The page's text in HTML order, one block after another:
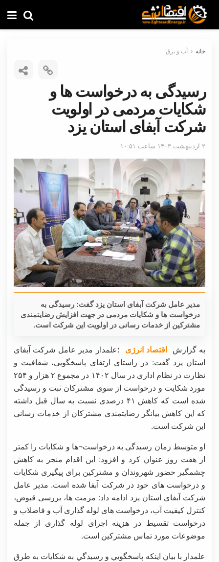
خانه آب و برق
رسیدگی به درخواست ها و
شکایات مردمی در اولویت
شرکت آبفای استان یزد
۲ اردیبهشت ۱۴۰۳ ساعت ۱۰:۵۱
مدیر عامل شرکت آبفای استان یزد گفت: رسیدگی به
درخواست ها و شکایات مردمی در جهت افزایش رضایتمندی
مشترکین از خدمات رسانی در اولویت این شرکت است.
به گزارش اقتصاد انرژی ؛علمدار مدیر عامل شرکت آبفای
استان یزد گفت: در راستای ارتقای پاسخگویی، شفافیت و
نظارت در نظام اداری در سال ۱۴۰۲ در مجموع ۲ هزار و ۲۵۴
مورد شکایت و درخواست از سوی مشترکان ثبت و رسیدگی
شده است که کاهش ۴۱ درصدی نسبت به سال قبل داشته
که این کاهش بیانگر رضایتمندی مشترکان از خدمات رسانی
این شرکت است.
او متوسط زمان رسیدگی به درخواست¬ها و شکایات را کمتر
از هفت روز عنوان کرد و افزود: این اقدام منجر به کاهش
چشمگیر حضور شهروندان و مشترکین برای پیگیری شکایات
و درخواست های خود در شرکت آبفا شده است. مدیر عامل
شرکت آبفای استان یزد ادامه داد: مرمت ها، بررسی قبوض،
کنترل کیفیت آب، درخواست های لوله گذاری آب و فاضلاب و
درخواست تقسیط در هزینه اجرای لوله گذاری از جمله
موضوعات مورد تماس مشترکین است.
علمدار با بیان اینکه پاسخگويي و رسيدگي به شكايات به طرق